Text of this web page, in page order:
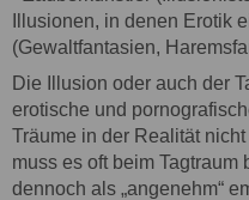
Illusionen, in denen Erotik
(Gewaltfantasien,
Die Illusion oder auch der
erotische und
Träume in der Realität
muss es oft beim
dennoch als „angenehm“